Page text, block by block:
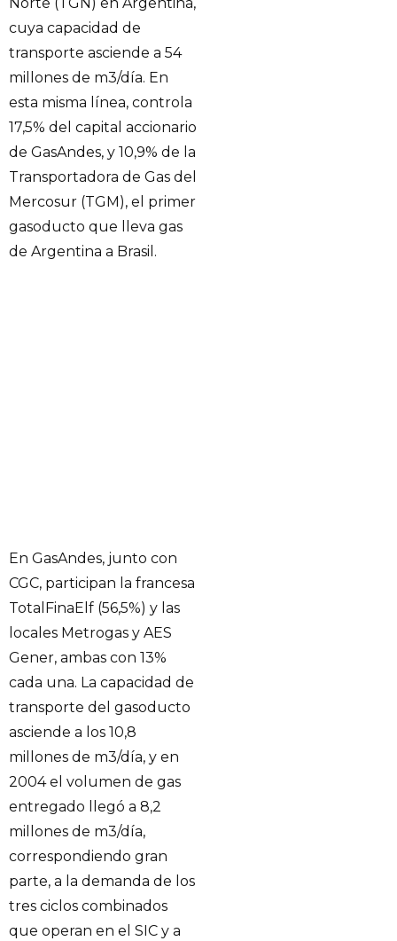
cuya capacidad de
transporte asciende a 54
millones de m3/día. En
esta misma línea, controla
17,5% del capital accionario
de GasAndes, y 10,9% de la
Transportadora de Gas del
Mercosur (TGM), el primer
gasoducto que lleva gas
de Argentina a Brasil.
En GasAndes, junto con
CGC, participan la francesa
TotalFinaElf (56,5%) y las
locales Metrogas y AES
Gener, ambas con 13%
cada una. La capacidad de
transporte del gasoducto
asciende a los 10,8
millones de m3/día, y en
2004 el volumen de gas
entregado llegó a 8,2
millones de m3/día,
correspondiendo gran
parte, a la demanda de los
tres ciclos combinados
que operan en el SIC y a